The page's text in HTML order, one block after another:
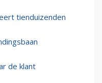
tienduizenden
de klant